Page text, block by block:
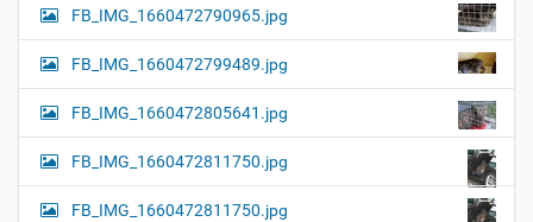
FB_IMG_1660472790965.jpg
FB_IMG_1660472799489.jpg
FB_IMG_1660472805641.jpg
FB_IMG_1660472811750.jpg
FB_IMG_1660472811750.jpg